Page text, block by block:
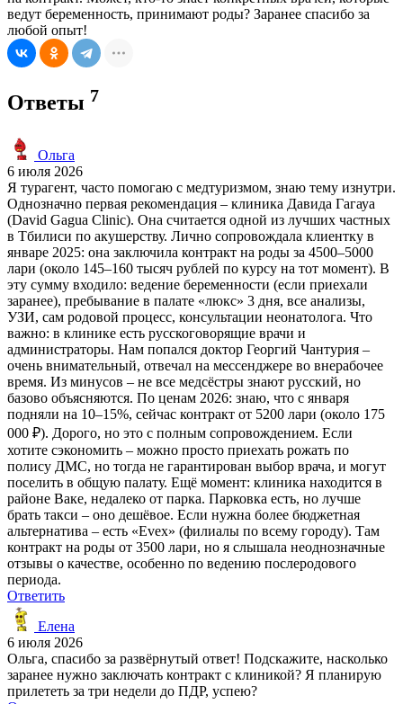
ведут беременность, принимают роды? Заранее спасибо за
любой опыт!
Ответы 7
Ольга
6 июля 2026
Я турагент, часто помогаю с медтуризмом, знаю тему изнутри.
Однозначно первая рекомендация – клиника Давида Гагауа
(David Gagua Clinic). Она считается одной из лучших частных
в Тбилиси по акушерству. Лично сопровождала клиентку в
январе 2025: она заключила контракт на роды за 4500–5000
лари (около 145–160 тысяч рублей по курсу на тот момент). В
эту сумму входило: ведение беременности (если приехали
заранее), пребывание в палате «люкс» 3 дня, все анализы,
УЗИ, сам родовой процесс, консультации неонатолога. Что
важно: в клинике есть русскоговорящие врачи и
администраторы. Нам попался доктор Георгий Чантурия –
очень внимательный, отвечал на мессенджере во внерабочее
время. Из минусов – не все медсёстры знают русский, но
базово объясняются. По ценам 2026: знаю, что с января
подняли на 10–15%, сейчас контракт от 5200 лари (около 175
000 ₽). Дорого, но это с полным сопровождением. Если
хотите сэкономить – можно просто приехать рожать по
полису ДМС, но тогда не гарантирован выбор врача, и могут
поселить в общую палату. Ещё момент: клиника находится в
районе Ваке, недалеко от парка. Парковка есть, но лучше
брать такси – оно дешёвое. Если нужна более бюджетная
альтернатива – есть «Evex» (филиалы по всему городу). Там
контракт на роды от 3500 лари, но я слышала неоднозначные
отзывы о качестве, особенно по ведению послеродового
периода.
Ответить
Елена
6 июля 2026
Ольга, спасибо за развёрнутый ответ! Подскажите, насколько
заранее нужно заключать контракт с клиникой? Я планирую
прилететь за три недели до ПДР, успею?